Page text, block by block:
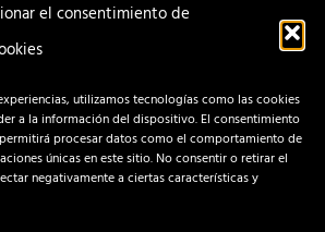
el consentimiento de
utilizamos tecnologías como las cookies
a la información del dispositivo. El consentimiento
procesar datos como el comportamiento de
únicas en este sitio. No consentir o retirar el
negativamente a ciertas características y